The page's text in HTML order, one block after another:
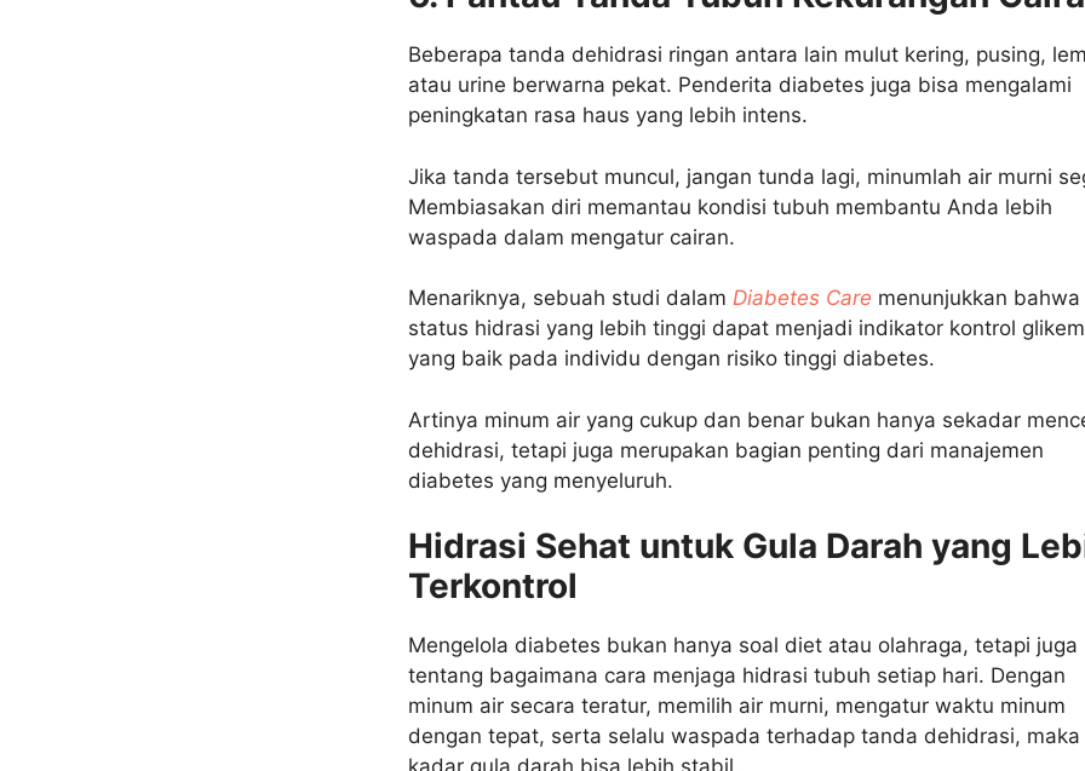
Beberapa tanda dehidrasi ringan antara lain mulut kering, pusing,
atau urine berwarna pekat. Penderita diabetes juga bisa mengalami
peningkatan rasa haus yang lebih intens.
Jika tanda tersebut muncul, jangan tunda lagi, minumlah air murni
Membiasakan diri memantau kondisi tubuh membantu Anda lebih
waspada dalam mengatur cairan.
Menariknya, sebuah studi dalam Diabetes Care menunjukkan bahwa
status hidrasi yang lebih tinggi dapat menjadi indikator kontrol
yang baik pada individu dengan risiko tinggi diabetes.
Artinya minum air yang cukup dan benar bukan hanya sekadar
dehidrasi, tetapi juga merupakan bagian penting dari manajemen
diabetes yang menyeluruh.
Hidrasi Sehat untuk Gula Darah yang
Terkontrol
Mengelola diabetes bukan hanya soal diet atau olahraga, tetapi juga
tentang bagaimana cara menjaga hidrasi tubuh setiap hari. Dengan
minum air secara teratur, memilih air murni, mengatur waktu minum
dengan tepat, serta selalu waspada terhadap tanda dehidrasi, maka